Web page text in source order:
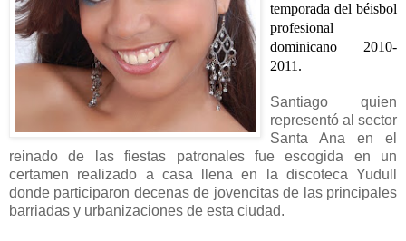
temporada del béisbol
profesional
dominicano 2010-
2011.
Santiago quien
representó al sector
Santa Ana en el
reinado de las fiestas patronales fue escogida en un
certamen realizado a casa llena en la discoteca Yudull
donde participaron decenas de jovencitas de las principales
barriadas y urbanizaciones de esta ciudad.